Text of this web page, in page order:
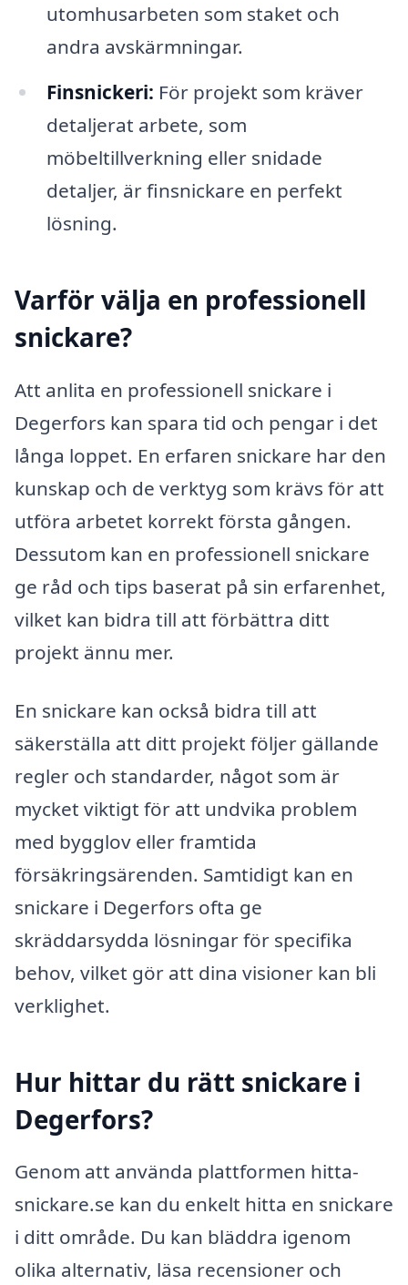
utomhusarbeten som staket och
andra avskärmningar.
Finsnickeri: För projekt som kräver
detaljerat arbete, som
möbeltillverkning eller snidade
detaljer, är finsnickare en perfekt
lösning.
Varför välja en professionell
snickare?
Att anlita en professionell snickare i
Degerfors kan spara tid och pengar i det
långa loppet. En erfaren snickare har den
kunskap och de verktyg som krävs för att
utföra arbetet korrekt första gången.
Dessutom kan en professionell snickare
ge råd och tips baserat på sin erfarenhet,
vilket kan bidra till att förbättra ditt
projekt ännu mer.
En snickare kan också bidra till att
säkerställa att ditt projekt följer gällande
regler och standarder, något som är
mycket viktigt för att undvika problem
med bygglov eller framtida
försäkringsärenden. Samtidigt kan en
snickare i Degerfors ofta ge
skräddarsydda lösningar för specifika
behov, vilket gör att dina visioner kan bli
verklighet.
Hur hittar du rätt snickare i
Degerfors?
Genom att använda plattformen hitta-
snickare.se kan du enkelt hitta en snickare
i ditt område. Du kan bläddra igenom
olika alternativ, läsa recensioner och